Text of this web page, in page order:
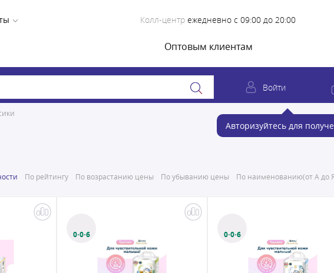
Колл-центр ежедневно с 09:00 до 20:00
Оптовым клиентам
Войти
Авторизуйтесь для
По рейтингу По возрастанию цены По убыванию цены По наименованию(от А до
0·0·6 0·0·6